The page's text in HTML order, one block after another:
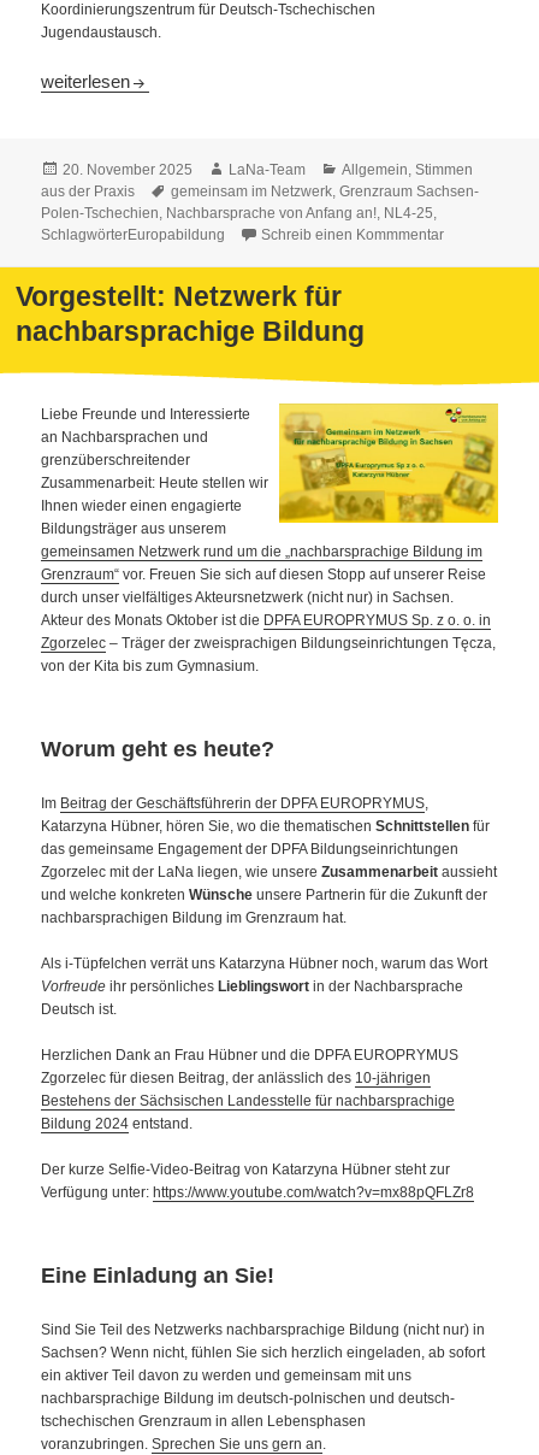
Koordinierungszentrum für Deutsch-Tschechischen
Jugendaustausch.
Vorgestellt: Netzwerk für nachbarsprachige Bildung
weiterlesen
Veröffentlicht
am
20. November 2025 Autor
LaNa-Team Kategorien
Allgemein,Stimmen
aus der Praxis
Schlagwörter
gemeinsam im Netzwerk,Grenzraum Sachsen-
Polen-Tschechien, Nachbarsprache von Anfang an!, NL4-25,
SchlagwörterEuropabildung
Schreib einen Kommmentar
Vorgestellt: Netzwerk für
nachbarsprachige Bildung
Liebe Freunde und Interessierte
an Nachbarsprachen und
grenzüberschreitender
Zusammenarbeit: Heute stellen wir
Ihnen wieder einen engagierte
Bildungsträger aus unserem
gemeinsamen Netzwerk rund um die „nachbarsprachige Bildung im
Grenzraum“ vor. Freuen Sie sich auf diesen Stopp auf unserer Reise
durch unser vielfältiges Akteursnetzwerk (nicht nur) in Sachsen.
Akteur des Monats Oktober ist die DPFA EUROPRYMUS Sp. z o. o. in
Zgorzelec – Träger der zweisprachigen Bildungseinrichtungen Tęcza,
von der Kita bis zum Gymnasium.
Worum geht es heute?
Im Beitrag der Geschäftsführerin der DPFA EUROPRYMUS,
Katarzyna Hübner, hören Sie, wo die thematischenSchnittstellenfür
das gemeinsame Engagement der DPFA Bildungseinrichtungen
Zgorzelec mit der LaNa liegen, wie unsereZusammenarbeit aussieht
und welche konkretenWünsche unsere Partnerin für die Zukunft der
nachbarsprachigen Bildung im Grenzraum hat.
Als i-Tüpfelchen verrät uns Katarzyna Hübner noch, warum das Wort
Vorfreude ihr persönliches Lieblingswort in der Nachbarsprache
Deutsch ist.
Herzlichen Dank an Frau Hübner und die DPFA EUROPRYMUS
Zgorzelec für diesen Beitrag, der anlässlich des 10-jährigen
Bestehens der Sächsischen Landesstelle für nachbarsprachige
Bildung 2024 entstand.
Der kurze Selfie-Video-Beitrag von Katarzyna Hübner steht zur
Verfügung unter: https://www.youtube.com/watch?v=mx88pQFLZr8
Eine Einladung an Sie!
Sind Sie Teil des Netzwerks nachbarsprachige Bildung (nicht nur) in
Sachsen? Wenn nicht, fühlen Sie sich herzlich eingeladen, ab sofort
ein aktiver Teil davon zu werden und gemeinsam mit uns
nachbarsprachige Bildung im deutsch-polnischen und deutsch-
tschechischen Grenzraum in allen Lebensphasen
voranzubringen.Sprechen Sie uns gern an.